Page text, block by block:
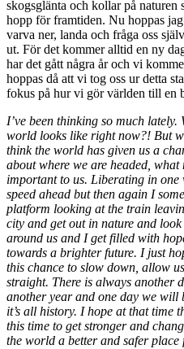
skogsglänta och kollar på
hopp för framtiden. Nu hoppas
varva ner, landa och fråga oss
ut. För det kommer alltid en ny
har det gått några år och vi
hoppas då att vi tog oss ur detta
fokus på hur vi gör världen till en
I’ve been thinking so much lately.
world looks like right now?! But
think the world has given us a
about where we are headed, what
important to us. Liberating in
speed ahead but then again I
platform looking at the train
city and get out in nature and
around us and I get filled with
towards a brighter future. I just
this chance to slow down, allow
straight. There is always another
another year and one day we will
it’s all history. I hope at that time
this time to get stronger and
the world a better and safer place